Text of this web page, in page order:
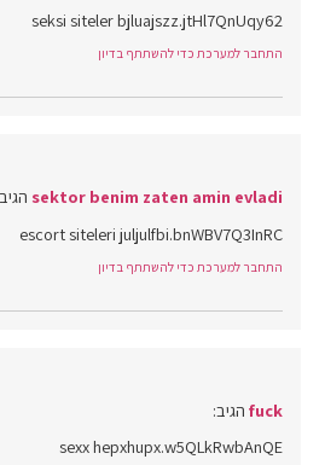
seksi siteler bjluajszz.jtHl7QnUqy62
התחבר למערכת כדי להשתתף בדיון
sektor benim zaten amin evladi
escort siteleri juljulfbi.bnWBV7Q3InRC
התחבר למערכת כדי להשתתף בדיון
fuck הגיב:
sexx hepxhupx.w5QLkRwbAnQE